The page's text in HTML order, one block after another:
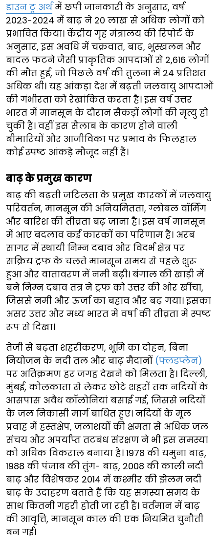
डाउन टू अर्थ​में छपी जानकारी के अनुसार, वर्ष
2023-2024 में बाढ़ ने 20 लाख से अधिक लोगों को
प्रभावित किया। केंद्रीय गृह मंत्रालय की रिपोर्ट के
अनुसार, इस अवधि में चक्रवात, बाढ़, भूस्खलन और
बादल फटने जैसी प्राकृतिक आपदाओं से ​​2,616 लोगों
की मौत हुई, जो पिछले वर्ष की तुलना में 24 प्रतिशत
अधिक थी। यह आंकड़ा देश में बढ़ती जलवायु आपदाओं
की गंभीरता को रेखांकित करता है। इस वर्ष ​​​उत्तर
भारत में ​​मानसून के दौरान सैकड़ों लोगों की मृत्यु हो
चुकी है। वहीं इस सैलाब के कारण होने वाली
बीमारियों और आजीविका पर प्रभाव के फिलहाल
कोई स्पष्ट आंकड़े मौजूद नहीं हैं।
​​बाढ़ के प्रमुख कारण​
​​बाढ़ की बढ़ती जटिलता के प्रमुख कारकों में जलवायु
परिवर्तन, मानसून की अनियमितता, ग्लोबल वॉर्मिंग
और बारिश की तीव्रता बढ़ जाना है। इस वर्ष मानसून
में आए बदलाव कई कारकों का परिणाम हैं। अरब
सागर में स्थायी निम्न दबाव और विदर्भ क्षेत्र पर
सक्रिय ट्रफ के चलते मानसून समय से पहले शुरू
हुआ और वातावरण में नमी बढ़ी। बंगाल की खाड़ी में
बने निम्न दबाव तंत्र ने ट्रफ को उत्तर की ओर खींचा,
जिससे नमी और ऊर्जा का बहाव और बढ़ गया। इसका
असर उत्तर और मध्य भारत में वर्षा की तीव्रता में स्पष्ट
रूप से दिखा।​
​​तेजी से बढ़ता शहरीकरण, भूमि का दोहन, बिना
नियोजन के नदी तल और ​​​​बाढ़ मैदानों (फ्लडप्लेन)
पर अतिक्रमण हर जगह देखने को मिलता है। दिल्ली,
मुंबई, कोलकाता से लेकर छोटे शहरों तक नदियों के
आसपास अवैध कॉलोनियां बसाई गई, जिससे नदियों
के जल निकासी मार्ग बाधित हुए। नदियों के मूल
प्रवाह में हस्तक्षेप, जलाशयों की क्षमता से अधिक जल
संचय और अपर्याप्त तटबंध संरक्षण ने भी इस ​​​समस्या
को अधिक विकराल बनाया है। 1978 की यमुना बाढ़,
1988 की पंजाब की तुंग-​​ ​​बाढ़, 2008 की काली नदी
बाढ़ और विशेषकर 2014 में कश्मीर की झेलम नदी
बाढ़ के उदाहरण बताते हैं कि यह समस्या समय के
साथ कितनी गहरी होती जा रही है। वर्तमान में बाढ़
की आवृत्ति, मानसून काल की एक नियमित चुनौती
बन गई। ​